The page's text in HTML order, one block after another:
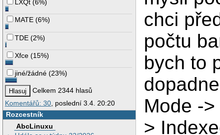
LXQt (6%)
MATE (6%)
TDE (2%)
Xfce (15%)
jiné/žádné (23%)
Celkem 2344 hlasů
Komentářů: 30 , poslední 3.4. 20:20
Rozcestník
AbcLinuxu
chci
počtu
bych to
Mode -
>